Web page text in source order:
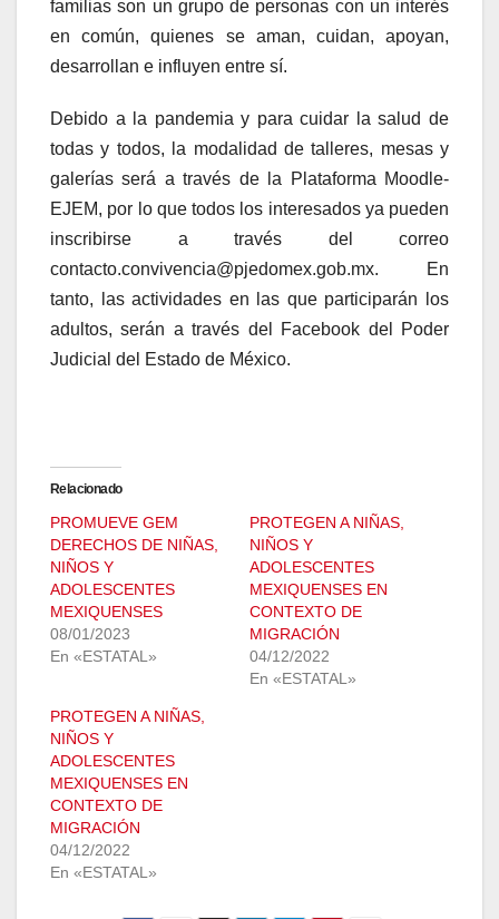
familias son un grupo de personas con un interés
en común, quienes se aman, cuidan, apoyan,
desarrollan e influyen entre sí.
Debido a la pandemia y para cuidar la salud de
todas y todos, la modalidad de talleres, mesas y
galerías será a través de la Plataforma Moodle-
EJEM, por lo que todos los interesados ya pueden
inscribirse a través del correo
contacto.convivencia@pjedomex.gob.mx. En
tanto, las actividades en las que participarán los
adultos, serán a través del Facebook del Poder
Judicial del Estado de México.
Relacionado
PROMUEVE GEM
DERECHOS DE NIÑAS,
NIÑOS Y
ADOLESCENTES
MEXIQUENSES
08/01/2023
En «ESTATAL»
PROTEGEN A NIÑAS,
NIÑOS Y
ADOLESCENTES
MEXIQUENSES EN
CONTEXTO DE
MIGRACIÓN
04/12/2022
En «ESTATAL»
PROTEGEN A NIÑAS,
NIÑOS Y
ADOLESCENTES
MEXIQUENSES EN
CONTEXTO DE
MIGRACIÓN
04/12/2022
En «ESTATAL»